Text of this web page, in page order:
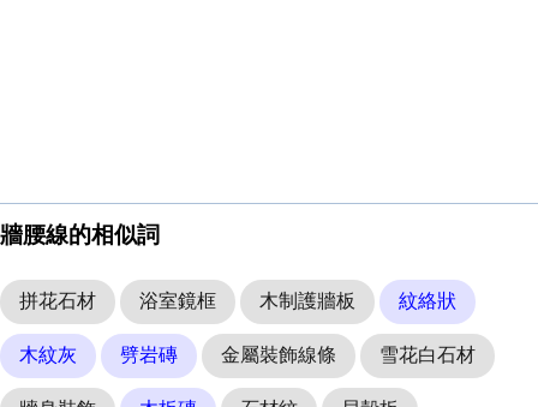
牆腰線的相似詞
拼花石材 浴室鏡框 木制護牆板 紋絡狀
木紋灰 劈岩磚 金屬裝飾線條 雪花白石材